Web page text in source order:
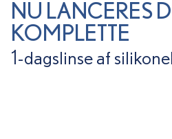
NU LANCERES
KOMPLETTE
1-dagslinse af